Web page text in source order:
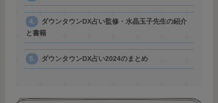
ダウンタウンDX占い監修・水晶玉子先生の紹介
と書籍
ダウンタウンDX占い2024のまとめ